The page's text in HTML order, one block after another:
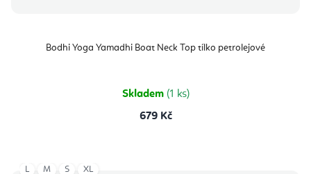
Bodhi Yoga Yamadhi Boat Neck Top tílko petrolejové
Skladem (1 ks)
679 Kč
L M S XL